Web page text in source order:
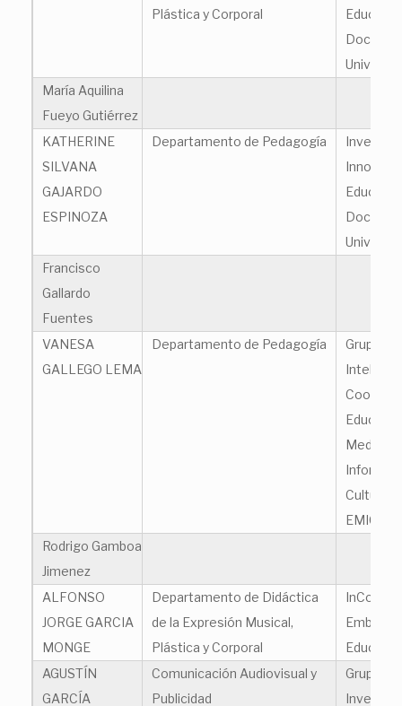
Plástica y Corporal
Docencia
María Aquilina
Fueyo Gutiérrez
KATHERINE
SILVANA
GAJARDO
ESPINOZA
Departamento de Pedagogía
Docencia
Francisco
Gallardo
Fuentes
VANESA
GALLEGO LEMA
Departamento de Pedagogía
Grupo
Medios,
Cultura
EMIC)
Rodrigo Gamboa
Jimenez
ALFONSO
JORGE GARCIA
MONGE
Departamento de Didáctica
de la Expresión Musical,
Plástica y Corporal
AGUSTÍN
GARCÍA
Comunicación Audiovisual y
Publicidad
Grupo de